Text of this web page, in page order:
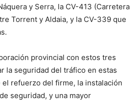
y Serra, la CV-413 (Carretera
Torrent y Aldaia, y la CV-339 que
provincial con estos tres
la seguridad del tráfico en estas
refuerzo del firme, la instalación
seguridad, y una mayor